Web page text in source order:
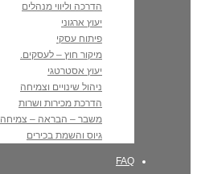
הדרכה וליווי מנהלים
יעוץ ארגוני
פיתוח עסקי
מיקור חוץ – לעסקים.
יעוץ אסטרטגי
ניהול שינויים וצמיחה
הדרכת מכירות ושרות
משבר – הבראה – צמיחה
גיוס והשמת בכירים
FAQ